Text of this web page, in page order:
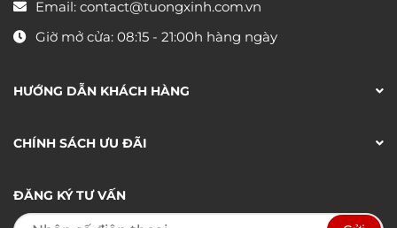
Email: contact@tuongxinh.com.vn
Giờ mở cửa: 08:15 - 21:00h hàng ngày
HƯỚNG DẪN KHÁCH HÀNG
CHÍNH SÁCH ƯU ĐÃI
ĐĂNG KÝ TƯ VẤN